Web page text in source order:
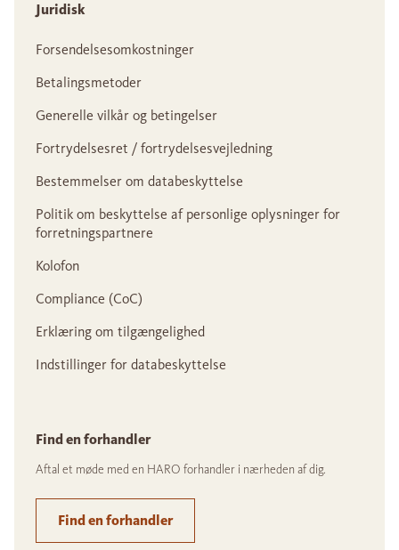
Juridisk
Forsendelsesomkostninger
Betalingsmetoder
Generelle vilkår og betingelser
Fortrydelsesret / fortrydelsesvejledning
Bestemmelser om databeskyttelse
Politik om beskyttelse af personlige oplysninger for
forretningspartnere
Kolofon
Compliance (CoC)
Erklæring om tilgængelighed
Indstillinger for databeskyttelse
Find en forhandler
Aftal et møde med en HARO forhandler i nærheden af dig.
Find en forhandler